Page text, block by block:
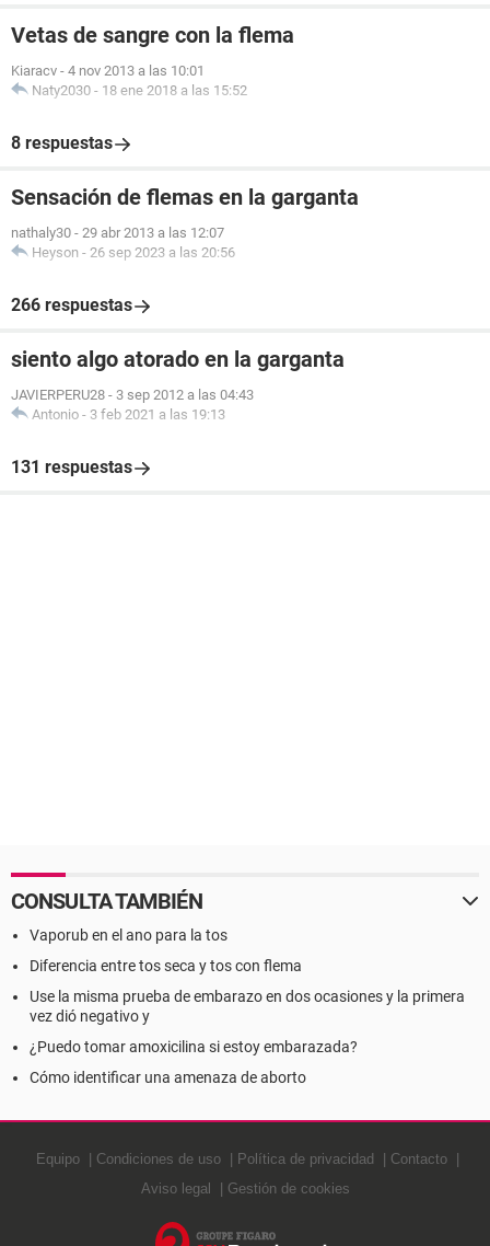
Vetas de sangre con la flema
Kiaracv - 4 nov 2013 a las 10:01
Naty2030 - 18 ene 2018 a las 15:52
8 respuestas
Sensación de flemas en la garganta
nathaly30 - 29 abr 2013 a las 12:07
Heyson - 26 sep 2023 a las 20:56
266 respuestas
siento algo atorado en la garganta
JAVIERPERU28 - 3 sep 2012 a las 04:43
Antonio - 3 feb 2021 a las 19:13
131 respuestas
CONSULTA TAMBIÉN
Vaporub en el ano para la tos
Diferencia entre tos seca y tos con flema
Use la misma prueba de embarazo en dos ocasiones y la primera
vez dió negativo y
¿Puedo tomar amoxicilina si estoy embarazada?
Cómo identificar una amenaza de aborto
Equipo Condiciones de uso Política de privacidad
Contacto
Aviso legal
Gestión de cookies